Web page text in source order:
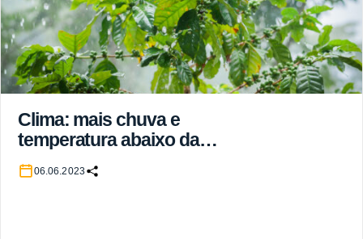
Clima: mais chuva e
temperatura abaixo da
média marcam período
06.06.2023